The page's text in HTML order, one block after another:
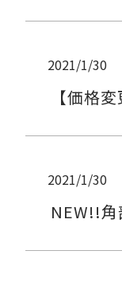
2021/1/30
【価格
2021/1/30
NEW!!角